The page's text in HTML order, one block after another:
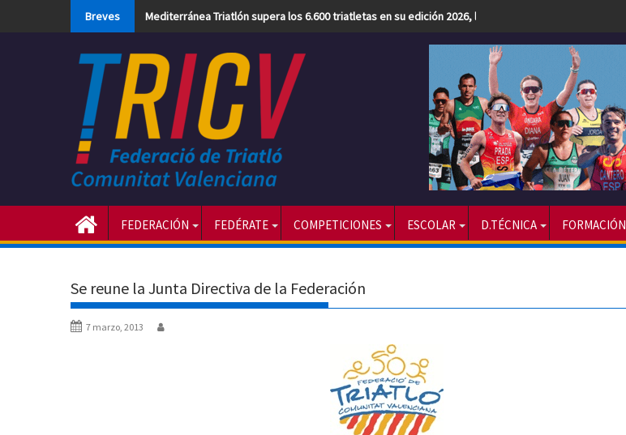
Breves Mediterránea Triatlón supera los 6.600 triatletas en su edición 2026, la más numerosa hasta la fecha
FEDERACIÓN FEDÉRATE COMPETICIONES ESCOLAR D.TÉCNICA FORMACIÓN
Se reune la Junta Directiva de la Federación
7 marzo, 2013